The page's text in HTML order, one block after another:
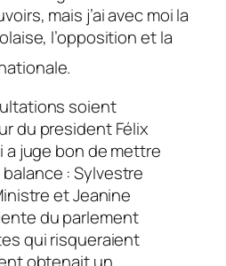
mais j’ai avec moi la
l’opposition et la
soient
du president Félix
juge bon de mettre
: Sylvestre
et Jeanine
du parlement
qui risqueraient
obtenait un